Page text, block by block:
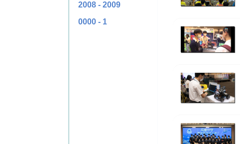
2008 - 2009
0000 - 1